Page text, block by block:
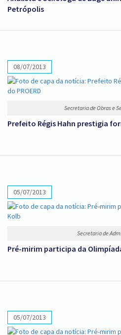
Petrópolis
08/07/2013
Secretaria de Obras e
Prefeito Régis Hahn prestigia
05/07/2013
Secretaria de
Pré-mirim participa da
05/07/2013